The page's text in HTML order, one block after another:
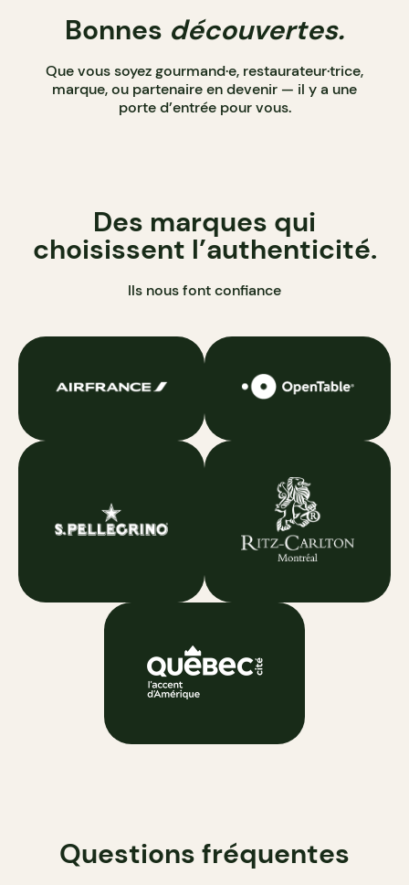
Bonnes découvertes.
Que vous soyez gourmand·e, restaurateur·trice,
marque, ou partenaire en devenir — il y a une
porte d’entrée pour vous.
Des marques qui
choisissent l’authenticité.
Ils nous font confiance
Questions fréquentes